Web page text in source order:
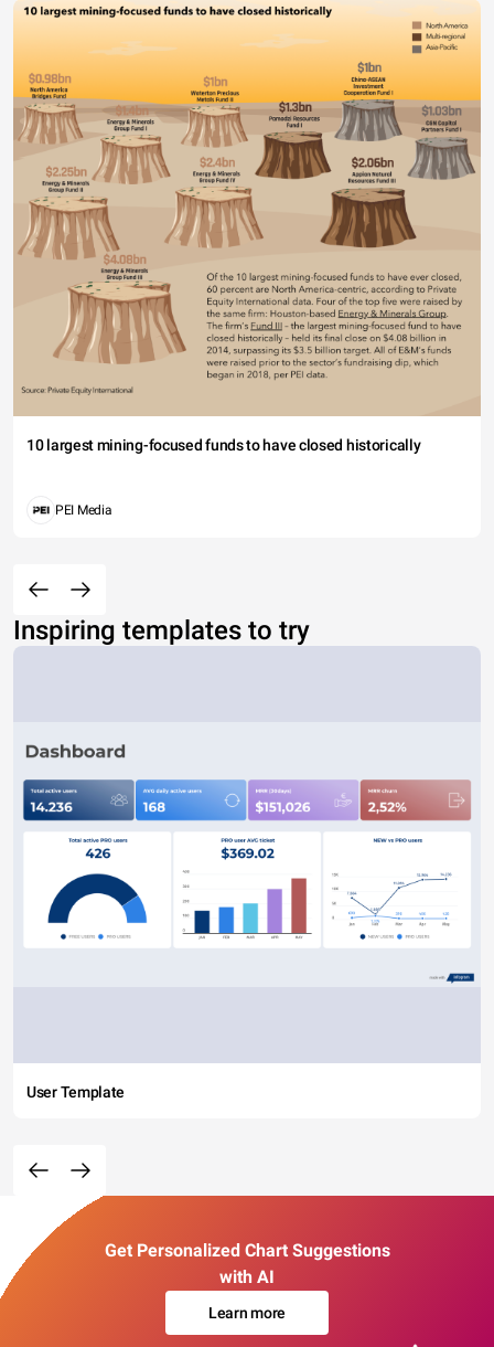
10 largest mining-focused funds to have closed historically
PEI Media
Inspiring templates to try
User Template
Get Personalized Chart Suggestions
with AI
Learn more